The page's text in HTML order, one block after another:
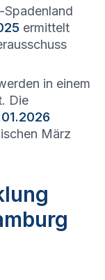
ermittelt
in einem
Die
März